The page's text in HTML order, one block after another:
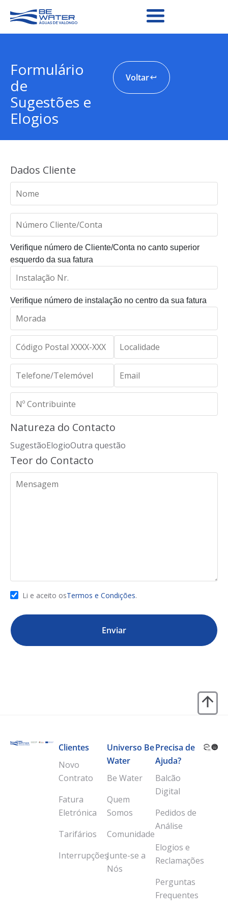
Formulário
de
Sugestões e
Elogios
Voltar
Dados Cliente
Verifique número de Cliente/Conta no canto superior
esquerdo da sua fatura
Verifique número de instalação no centro da sua fatura
Natureza do Contacto
SugestãoElogioOutra questão
Teor do Contacto
Li e aceito osTermos e Condições.
Enviar
Clientes
Novo
Contrato
Fatura
Eletrónica
Tarifários
Interrupções
Universo Be
Water
Be Water
Quem
Somos
Comunidade
Junte-se a
Nós
Precisa de
Ajuda?
Balcão
Digital
Pedidos de
Análise
Elogios e
Reclamações
Perguntas
Frequentes